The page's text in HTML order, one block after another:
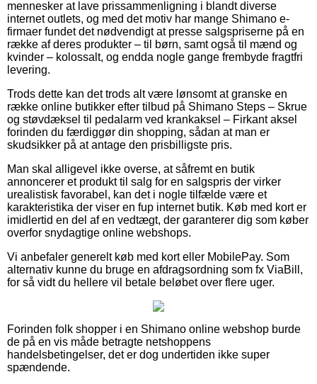
mennesker at lave prissammenligning i blandt diverse
internet outlets, og med det motiv har mange Shimano e-
firmaer fundet det nødvendigt at presse salgspriserne på en
række af deres produkter – til børn, samt også til mænd og
kvinder – kolossalt, og endda nogle gange frembyde fragtfri
levering.
Trods dette kan det trods alt være lønsomt at granske en
række online butikker efter tilbud på Shimano Steps – Skrue
og støvdæksel til pedalarm ved krankaksel – Firkant aksel
forinden du færdiggør din shopping, sådan at man er
skudsikker på at antage den prisbilligste pris.
Man skal alligevel ikke overse, at såfremt en butik
annoncerer et produkt til salg for en salgspris der virker
urealistisk favorabel, kan det i nogle tilfælde være et
karakteristika der viser en fup internet butik. Køb med kort er
imidlertid en del af en vedtægt, der garanterer dig som køber
overfor snydagtige online webshops.
Vi anbefaler generelt køb med kort eller MobilePay. Som
alternativ kunne du bruge en afdragsordning som fx ViaBill,
for så vidt du hellere vil betale beløbet over flere uger.
Forinden folk shopper i en Shimano online webshop burde
de på en vis måde betragte netshoppens
handelsbetingelser, det er dog undertiden ikke super
spændende.